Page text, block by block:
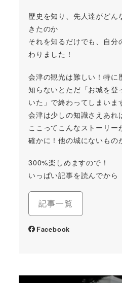
歴史を知り、先人達がどん
きたのか
それを知るだけでも、自分
わりました！
会津の観光は難しい！特に
知らないとただ「お城を登
いた」で終わってしまいま
会津は少しの知識さえあ
ここってこんなストーリー
確かに！他の城にないも
300%楽しめますので！
いっぱい記事を読んでか
記事一覧
Facebook